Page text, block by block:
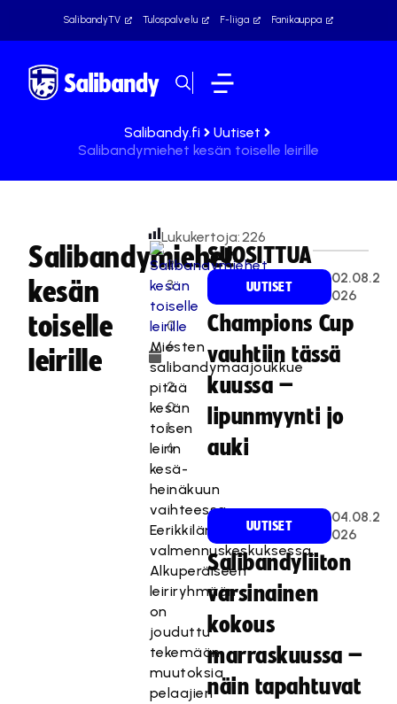
SalibandyTV Tulospalvelu F-liiga Fanikauppa
Salibandy.fi
Uutiset
Salibandymiehet kesän toiselle leirille
Salibandymiehet
kesän
toiselle
leirille
2
3
.
0
6
.
2
0
1
6
Lukukertoja:226
Miesten
salibandymaajoukkue
pitää
kesän
toisen
leirin
kesä-
heinäkuun
vaihteessa
Eerikkilän
valmennuskeskuksessa.
Alkuperäiseen
leiriryhmään
on
jouduttu
tekemään
muutoksia
pelaajien
SUOSITTUA
UUTISET
02.08.2
026
Champions Cup
vauhtiin tässä
kuussa –
lipunmyynti jo
auki
UUTISET
04.08.2
026
Salibandyliiton
varsinainen
kokous
marraskuussa –
näin tapahtuvat